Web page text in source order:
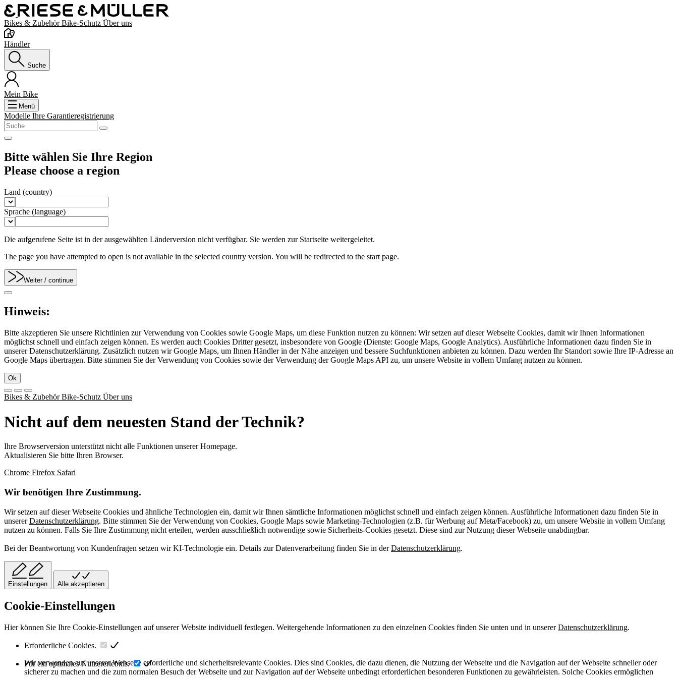
Bikes & ZubehörBike-Schutz Über uns
Händler
Suche
Mein Bike
Menü
Modelle Ihre Garantieregistrierung
Bitte wählen Sie Ihre Region
Please choose a region
Land (country)
Sprache (language)
Die aufgerufene Seite ist in der ausgewählten Länderversion nicht verfügbar. Sie werden zur Startseite weitergeleitet.
The page you have attempted to open is not available in the selected country version. You will be redirected to the start page.
Weiter / continue
Hinweis:
Bitte akzeptieren Sie unsere Richtlinien zur Verwendung von Cookies sowie Google Maps, um diese Funktion nutzen zu können: Wir setzen auf dieser Webseite Cookies, damit wir Ihnen Informationen
möglichst schnell und einfach zeigen können. Es werden auch Cookies Dritter gesetzt, insbesondere von Google (Dienste: Google Maps, Google Analytics). Ausführliche Informationen dazu finden Sie in
unserer Datenschutzerklärung. Zusätzlich nutzen wir Google Maps, um Ihnen Händler in der Nähe anzeigen und bessere Suchfunktionen anbieten zu können. Dazu werden Ihr Standort sowie Ihre IP-Adresse an
Google Maps übertragen. Bitte stimmen Sie der Verwendung von Cookies sowie der Verwendung der Google Maps API zu, um unsere Website in vollem Umfang nutzen zu können.
Ok
Bikes & ZubehörBike-Schutz Über uns
Nicht auf dem neuesten Stand der Technik?
Ihre Browserversion unterstützt nicht alle Funktionen unserer Homepage.
Aktualisieren Sie bitte Ihren Browser.
Chrome Firefox Safari
Wir benötigen Ihre Zustimmung.
Wir setzen auf dieser Webseite Cookies und ähnliche Technologien ein, damit wir Ihnen sämtliche Informationen möglichst schnell und einfach zeigen können. Ausführliche Informationen dazu finden Sie in
unsererDatenschutzerklärung. Bitte stimmen Sie der Verwendung von Cookies, Google Maps sowie Marketing-Technologien (z.B. für Werbung auf Meta/Facebook) zu, um unsere Website in vollem Umfang
nutzen zu können. Falls Sie Ihre Zustimmung nicht erteilen, werden ausschließlich notwendige sowie Sicherheits-Cookies gesetzt. Diese sind zur Nutzung dieser Webseite unabdingbar.
Bei der Beantwortung von Kundenfragen setzen wir KI-Technologie ein. Details zur Datenverarbeitung finden Sie in derDatenschutzerklärung.
Einstellungen Alle akzeptieren
Cookie-Einstellungen
Hier können Sie Ihre Cookie-Einstellungen auf unserer Website individuell festlegen. Weitergehende Informationen zu den einzelnen Cookies finden Sie unten und in unsererDatenschutzerklärung.
Erforderliche Cookies.
Wir verwenden auf unserer Webseite erforderliche und sicherheitsrelevante Cookies. Dies sind Cookies, die dazu dienen, die Nutzung der Webseite und die Navigation auf der Webseite schneller oder
sicherer zu machen und die zum normalen Besuch der Webseite und zur Navigation auf der Webseite unbedingt erforderlichen besonderen Funktionen zu gewährleisten. Solche Cookies ermöglichen
Für ein optimales Nutzererlebnis.